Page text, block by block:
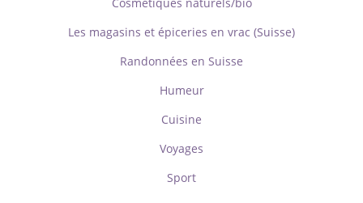
Les magasins et épiceries en vrac (Suisse)
Randonnées en Suisse
Humeur
Cuisine
Voyages
Sport